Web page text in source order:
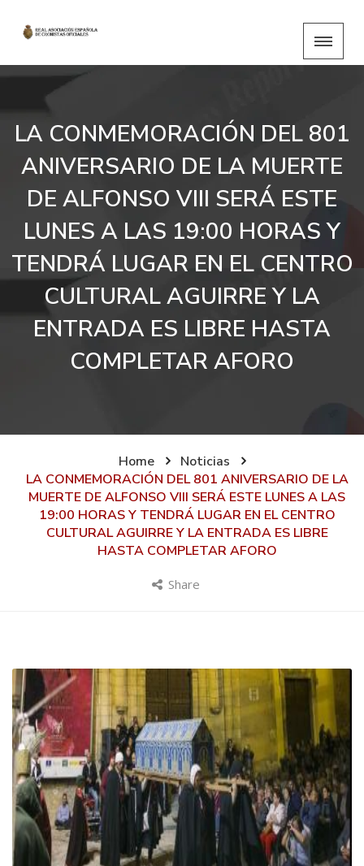
LA CONMEMORACIÓN DEL 801
ANIVERSARIO DE LA MUERTE
DE ALFONSO VIII SERÁ ESTE
LUNES A LAS 19:00 HORAS Y
TENDRÁ LUGAR EN EL CENTRO
CULTURAL AGUIRRE Y LA
ENTRADA ES LIBRE HASTA
COMPLETAR AFORO
Home
Noticias
LA CONMEMORACIÓN DEL 801 ANIVERSARIO DE LA
MUERTE DE ALFONSO VIII SERÁ ESTE LUNES A LAS
19:00 HORAS Y TENDRÁ LUGAR EN EL CENTRO
CULTURAL AGUIRRE Y LA ENTRADA ES LIBRE
HASTA COMPLETAR AFORO
Share